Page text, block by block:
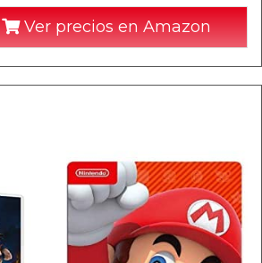
Ver precios en Amazon